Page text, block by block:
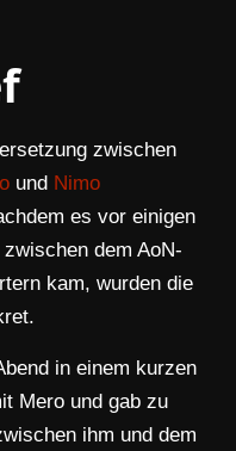
zwischen
und Nimo
es vor einigen
dem AoN-
kam, wurden die
in einem kurzen
Mero und gab zu
ihm und dem